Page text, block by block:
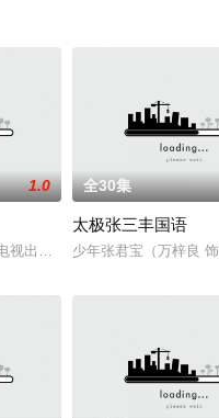
1.0
视出品的改编自古龙同名小说
全30集
太极张三丰国语
少年张君宝（万梓良